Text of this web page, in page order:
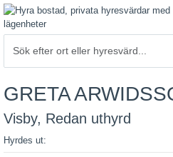
GRETA
Visby, Redan uthyrd
Hyrdes ut: